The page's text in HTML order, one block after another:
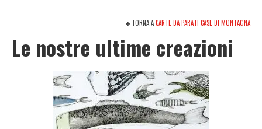
TORNA ACARTE DA PARATI CASE DI MONTAGNA
Le nostre ultime creazioni